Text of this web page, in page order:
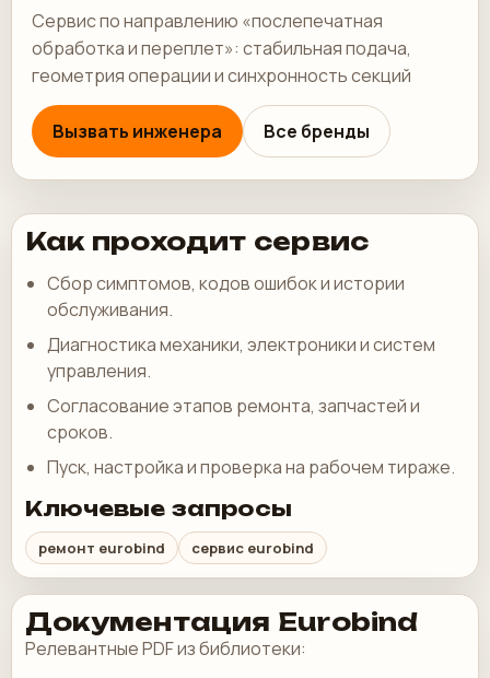
Сервис по направлению «послепечатная
обработка и переплет»: стабильная подача,
геометрия операции и синхронность секций
Вызвать инженера Все бренды
Как проходит сервис
Сбор симптомов, кодов ошибок и истории
обслуживания.
Диагностика механики, электроники и систем
управления.
Согласование этапов ремонта, запчастей и
сроков.
Пуск, настройка и проверка на рабочем тираже.
Ключевые запросы
ремонт eurobind сервис eurobind
Документация Eurobind
Релевантные PDF из библиотеки: